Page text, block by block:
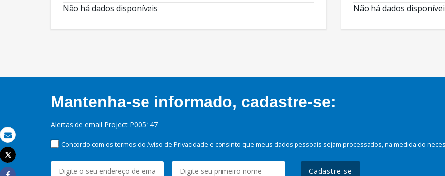
Email
Imprimir
Tweet
Não há dados disponíveis Não há dados
Mantenha-se informado, cadastre-se:
Alertas de email Project P005147
Concordo com os termos do Aviso de Privacidade e consinto que meus dados pessoais sejam processados, na medida do
Cadastre-se